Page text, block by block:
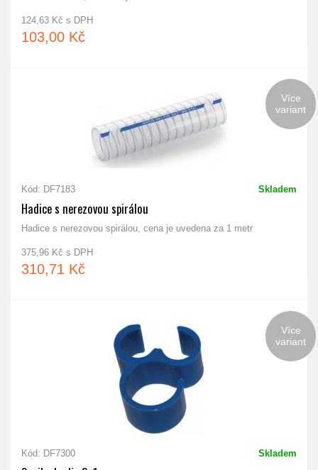
124,63 Kč s DPH
103,00 Kč
Kód: DF7183 Skladem
Hadice s nerezovou spirálou
Hadice s nerezovou spirálou, cena je uvedena za 1 metr
375,96 Kč s DPH
310,71 Kč
Více
variant
Kód: DF7300 Skladem
Více
variant